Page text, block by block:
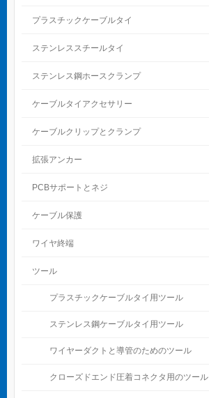
プラスチックケーブルタイ
ステンレススチールタイ
ステンレス鋼ホースクランプ
ケーブルタイアクセサリー
ケーブルクリップとクランプ
拡張アンカー
PCBサポートとネジ
ケーブル保護
ワイヤ終端
ツール
プラスチックケーブルタイ用ツール
ステンレス鋼ケーブルタイ用ツール
ワイヤーダクトと導管のためのツール
クローズドエンド圧着コネクタ用のツール